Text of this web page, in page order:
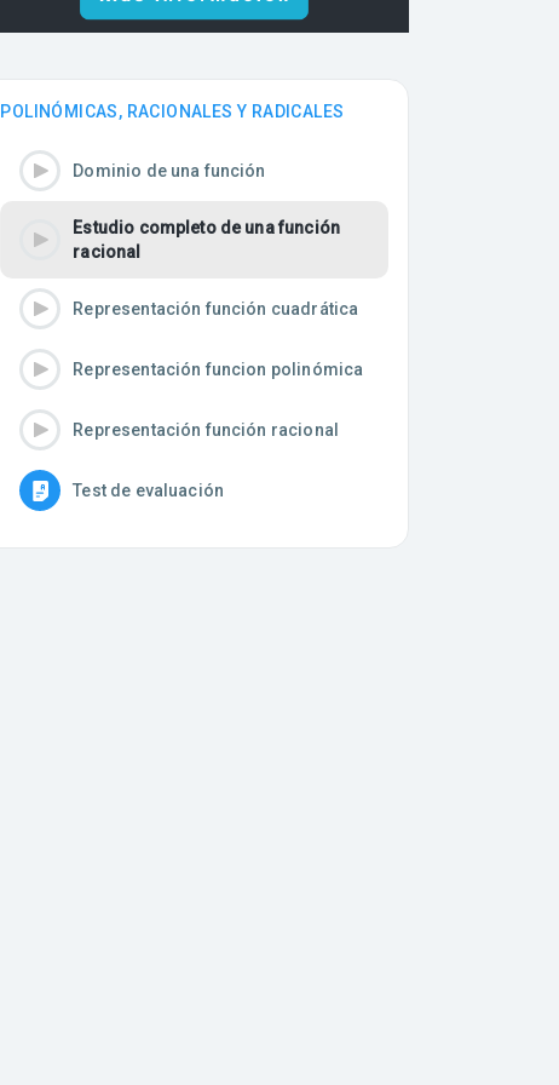
POLINÓMICAS, RACIONALES Y RADICALES
Dominio de una función
Estudio completo de una función
racional
Representación función cuadrática
Representación funcion polinómica
Representación función racional
Test de evaluación